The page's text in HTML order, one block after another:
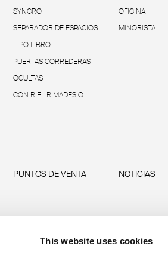
This website uses cookies
SYNCRO
SEPARADOR DE ESPACIOS
TIPO LIBRO
PUERTAS CORREDERAS
OCULTAS
CON RIEL RIMADESIO
OFICINA
MINORISTA
PUNTOS DE VENTA NOTICIAS